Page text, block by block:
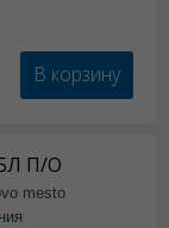
В корзину
П/О
mesto